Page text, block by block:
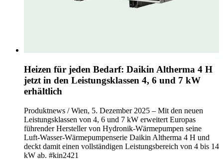
Heizen für jeden Bedarf: Daikin Altherma 4 H
jetzt in den Leistungsklassen 4, 6 und 7 kW
erhältlich
Produktnews / Wien, 5. Dezember 2025 – Mit den neuen
Leistungsklassen von 4, 6 und 7 kW erweitert Europas
führender Hersteller von Hydronik‑Wärmepumpen seine
Luft‑Wasser‑Wärmepumpenserie Daikin Altherma 4 H und
deckt damit einen vollständigen Leistungsbereich von 4 bis 14
kW ab. #kin2421